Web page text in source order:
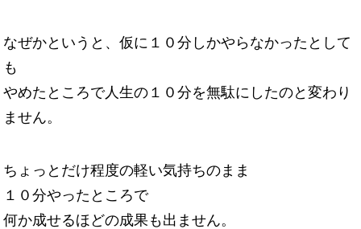
なぜかというと、仮に１０分しかやらなかったとして
も
やめたところで人生の１０分を無駄にしたのと変わり
ません。
ちょっとだけ程度の軽い気持ちのまま
１０分やったところで
何か成せるほどの成果も出ません。